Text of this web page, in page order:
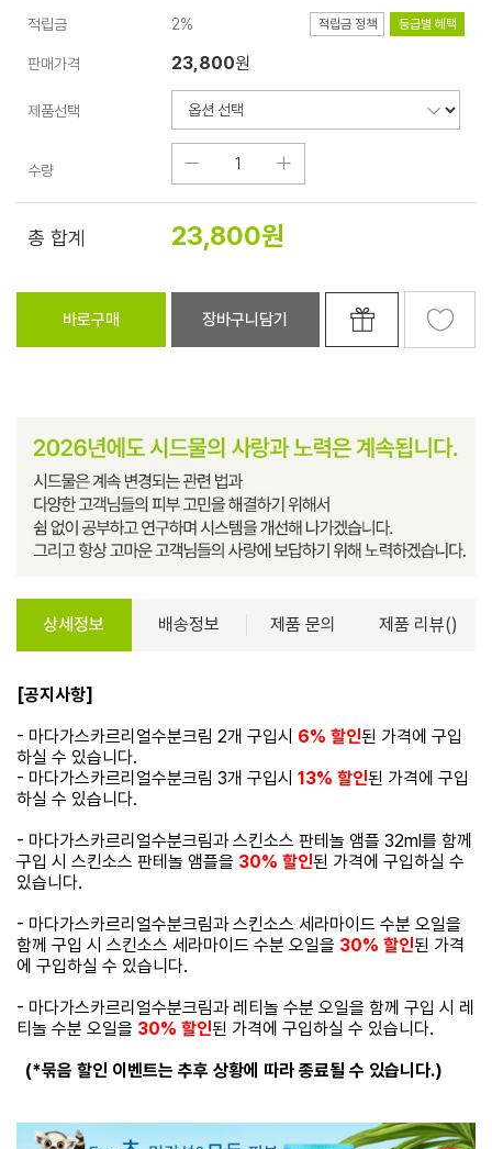
적립금 2% 적립금 정책 등급별 혜택
판매가격 23,800원
제품선택
수량
총 합계 23,800원
바로구매 장바구니담기
상세정보 배송정보 제품 문의 제품 리뷰()
[공지사항]
- 마다가스카르리얼수분크림 2개 구입시 6% 할인된 가격에 구입
하실 수 있습니다.
- 마다가스카르리얼수분크림 3개 구입시 13% 할인된 가격에 구입
하실 수 있습니다.
- 마다가스카르리얼수분크림과 스킨소스 판테놀 앰플 32ml를 함께
구입 시 스킨소스 판테놀 앰플을 30% 할인된 가격에 구입하실 수
있습니다.
- 마다가스카르리얼수분크림과 스킨소스 세라마이드 수분 오일을
함께 구입 시 스킨소스 세라마이드 수분 오일을 30% 할인된 가격
에 구입하실 수 있습니다.
- 마다가스카르리얼수분크림과 레티놀 수분 오일을 함께 구입 시 레
티놀 수분 오일을 30% 할인된 가격에 구입하실 수 있습니다.
(*묶음 할인 이벤트는 추후 상황에 따라 종료될 수 있습니다.)